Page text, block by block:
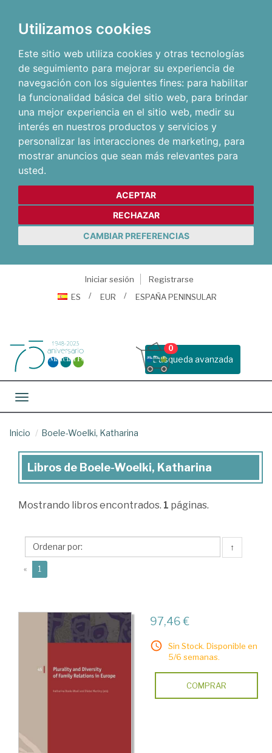
Utilizamos cookies
Este sitio web utiliza cookies y otras tecnologías
de seguimiento para mejorar su experiencia de
navegación con los siguientes fines: para habilitar
la funcionalidad básica del sitio web, para brindar
una mejor experiencia en el sitio web, medir su
interés en nuestros productos y servicios y
personalizar las interacciones de marketing, para
mostrar anuncios que sean más relevantes para
usted.
ACEPTAR
RECHAZAR
CAMBIAR PREFERENCIAS
Iniciar sesión
Registrarse
ES
EUR ESPAÑA PENINSULAR
Busqueda avanzada
0
Toggle navigation
Inicio Boele-Woelki, Katharina
Libros
Boele-
Katharina
Libros de Boele-Woelki, Katharina
Mostrando libros encontrados. 1 páginas.
↑
« 1
97,46 €
Sin Stock. Disponible en
5/6 semanas.
COMPRAR